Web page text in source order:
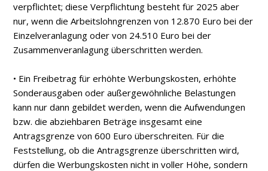
verpflichtet; diese Verpflichtung besteht für 2025 aber
nur, wenn die Arbeitslohngrenzen von 12.870 Euro bei der
Einzelveranlagung oder von 24.510 Euro bei der
Zusammenveranlagung überschritten werden.
• Ein Freibetrag für erhöhte Werbungskosten, erhöhte
Sonderausgaben oder außergewöhnliche Belastungen
kann nur dann gebildet werden, wenn die Aufwendungen
bzw. die abziehbaren Beträge insgesamt eine
Antragsgrenze von 600 Euro überschreiten. Für die
Feststellung, ob die Antragsgrenze überschritten wird,
dürfen die Werbungskosten nicht in voller Höhe, sondern